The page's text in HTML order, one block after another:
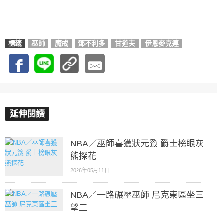
標籤 巫師 魔戒 鄧不利多 甘道夫 伊恩麥克連
延伸閱讀
NBA／巫師喜獲狀元籤 爵士榜眼灰
熊探花
2026年05月11日
NBA／一路碾壓巫師 尼克東區坐三
望二